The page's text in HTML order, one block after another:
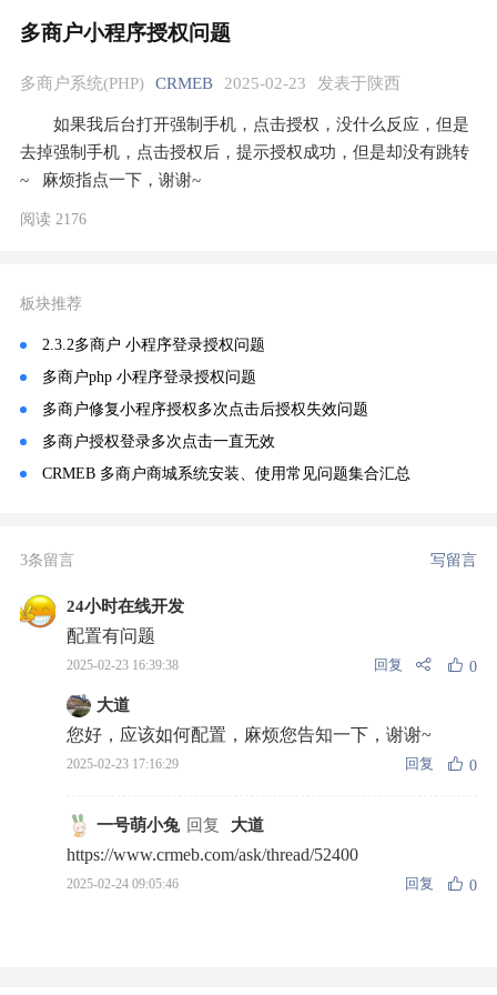
多商户小程序授权问题
多商户系统(PHP) CRMEB 2025-02-23 发表于陕西
如果我后台打开强制手机，点击授权，没什么反应，但是
去掉强制手机，点击授权后，提示授权成功，但是却没有跳转
~   麻烦指点一下，谢谢~
阅读 2176
板块推荐
2.3.2多商户 小程序登录授权问题
多商户php 小程序登录授权问题
多商户修复小程序授权多次点击后授权失效问题
多商户授权登录多次点击一直无效
CRMEB 多商户商城系统安装、使用常见问题集合汇总
3条留言 写留言
24小时在线开发
配置有问题
2025-02-23 16:39:38 回复 0
大道
您好，应该如何配置，麻烦您告知一下，谢谢~
2025-02-23 17:16:29 回复 0
一号萌小兔 回复 大道
https://www.crmeb.com/ask/thread/52400
2025-02-24 09:05:46 回复 0